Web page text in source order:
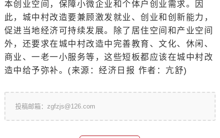
本创业空间，保障小微企业和个体户创业需求。因
此，城中村改造要兼顾激发就业、创业和创新能力，
促进当地经济可持续发展。除了居住空间和产业空间
外，还要求在城中村改造中完善教育、文化、休闲、
商业、一老一小服务等，这些短板都应该在城中村改
造中给予弥补。(来源：经济日报 作者：亢舒)
投稿邮箱：zgfzjs@126.com